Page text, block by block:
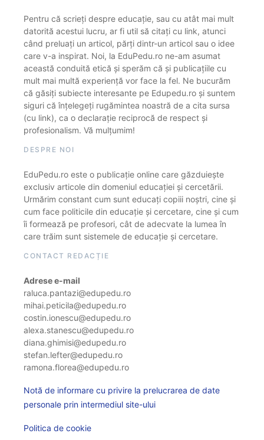
Pentru că scrieți despre educație, sau cu atât mai mult
datorită acestui lucru, ar fi util să citați cu link, atunci
când preluați un articol, părți dintr-un articol sau o idee
care v-a inspirat. Noi, la EduPedu.ro ne-am asumat
această conduită etică și sperăm că și publicațiile cu
mult mai multă experiență vor face la fel. Ne bucurăm
că găsiți subiecte interesante pe Edupedu.ro și suntem
siguri că înțelegeți rugămintea noastră de a cita sursa
(cu link), ca o declarație reciprocă de respect și
profesionalism. Vă mulțumim!
DESPRE NOI
EduPedu.ro este o publicație online care găzduiește
exclusiv articole din domeniul educației și cercetării.
Urmărim constant cum sunt educați copiii noștri, cine și
cum face politicile din educație și cercetare, cine și cum
îi formează pe profesori, cât de adecvate la lumea în
care trăim sunt sistemele de educație și cercetare.
CONTACT REDACȚIE
Adrese e-mail
raluca.pantazi@edupedu.ro
mihai.peticila@edupedu.ro
costin.ionescu@edupedu.ro
alexa.stanescu@edupedu.ro
diana.ghimisi@edupedu.ro
stefan.lefter@edupedu.ro
ramona.florea@edupedu.ro
Notă de informare cu privire la prelucrarea de date
personale prin intermediul site-ului
Politica de cookie